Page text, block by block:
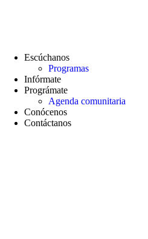
Escúchanos
Programas
Infórmate
Prográmate
Agenda comunitaria
Conócenos
Contáctanos